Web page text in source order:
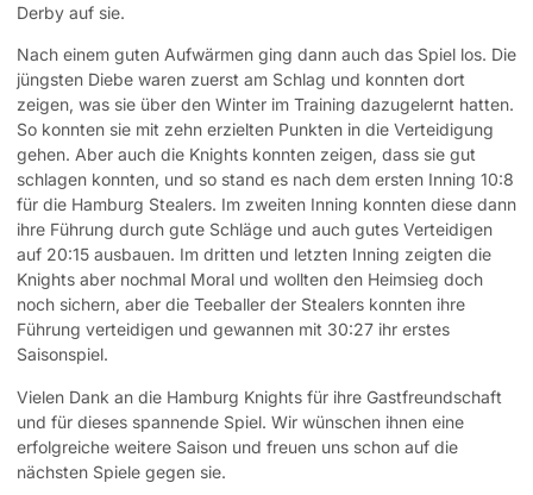
Derby auf sie.
Nach einem guten Aufwärmen ging dann auch das Spiel los. Die
jüngsten Diebe waren zuerst am Schlag und konnten dort
zeigen, was sie über den Winter im Training dazugelernt hatten.
So konnten sie mit zehn erzielten Punkten in die Verteidigung
gehen. Aber auch die Knights konnten zeigen, dass sie gut
schlagen konnten, und so stand es nach dem ersten Inning 10:8
für die Hamburg Stealers. Im zweiten Inning konnten diese dann
ihre Führung durch gute Schläge und auch gutes Verteidigen
auf 20:15 ausbauen. Im dritten und letzten Inning zeigten die
Knights aber nochmal Moral und wollten den Heimsieg doch
noch sichern, aber die Teeballer der Stealers konnten ihre
Führung verteidigen und gewannen mit 30:27 ihr erstes
Saisonspiel.
Vielen Dank an die Hamburg Knights für ihre Gastfreundschaft
und für dieses spannende Spiel. Wir wünschen ihnen eine
erfolgreiche weitere Saison und freuen uns schon auf die
nächsten Spiele gegen sie.